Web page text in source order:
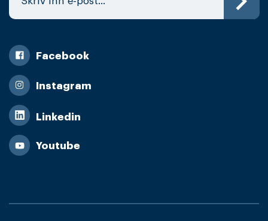
Facebook
Instagram
Linkedin
Youtube